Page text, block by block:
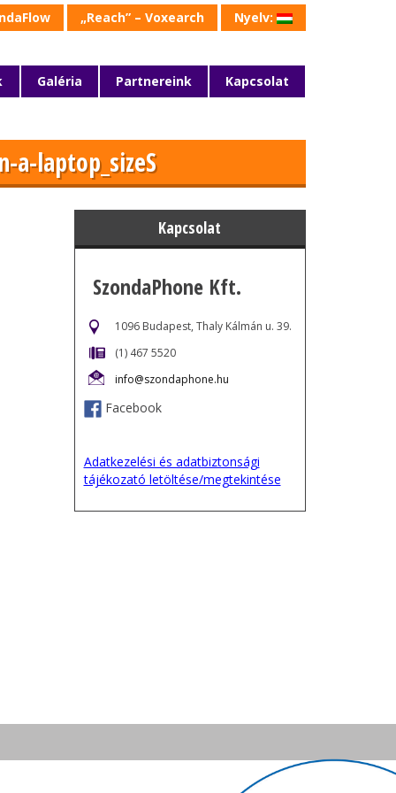
„Reach” – Voxearch Nyelv:
Galéria Partnereink Kapcsolat
a-laptop_sizeS
Kapcsolat
SzondaPhone Kft.
1096 Budapest, Thaly Kálmán u. 39.
(1) 467 5520
info@szondaphone.hu
Facebook
Adatkezelési és adatbiztonsági
tájékozató letöltése/megtekintése